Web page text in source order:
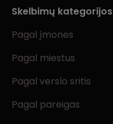
Skelbimų kategorijos
Pagal įmones
Pagal miestus
Pagal verslo sritis
Pagal pareigas